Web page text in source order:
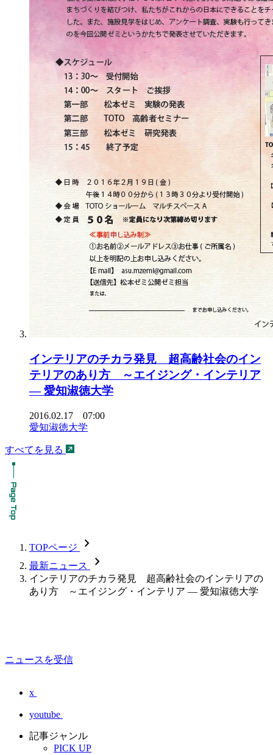
インテリアのチカラ発見 超高齢社会のイン
テリアのあり方 ～エイジング・インテリア
— 愛知淑徳大学
2016.02.17 07:00
愛知淑徳大学
すべてを見る
TOPページ chevron_forward
最新ニュース chevron_forward
インテリアのチカラ発見 超高齢社会のインテリアの
あり方 ～エイジング・インテリア — 愛知淑徳大学
ニュースを受信
x
youtube
記事ジャンル
PICK UP